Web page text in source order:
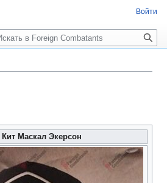
Кит Маскал Экерсон
Войти